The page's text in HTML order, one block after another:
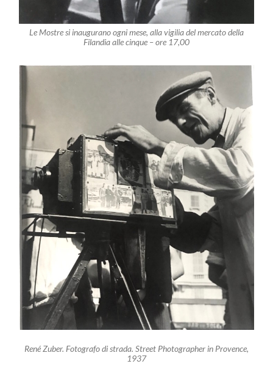
Le Mostre si inaugurano ogni mese, alla vigilia del mercato della
Filandia alle cinque –ore17,00
René Zuber. Fotografo di strada. Street Photographer in Provence,
1937